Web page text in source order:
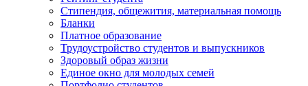
Стипендия, общежития, материальная помощь
Бланки
Платное образование
Трудоустройство студентов и выпускников
Здоровый образ жизни
Единое окно для молодых семей